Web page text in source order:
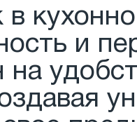
в
и
на